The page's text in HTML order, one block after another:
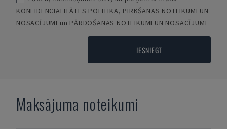
KONFIDENCIALITĀTES POLITIKA, PIRKŠANAS NOTEIKUMI UN
NOSACĪJUMI un PĀRDOŠANAS NOTEIKUMI UN NOSACĪJUMI
IESNIEGT
Maksājuma noteikumi